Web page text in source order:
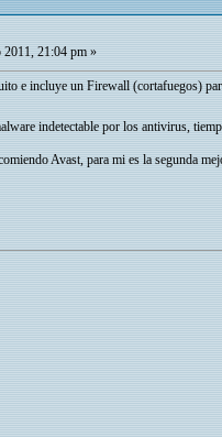
2011, 21:04 pm »
e incluye un Firewall (cortafuegos)
indetectable por los antivirus,
Avast, para mi es la segunda